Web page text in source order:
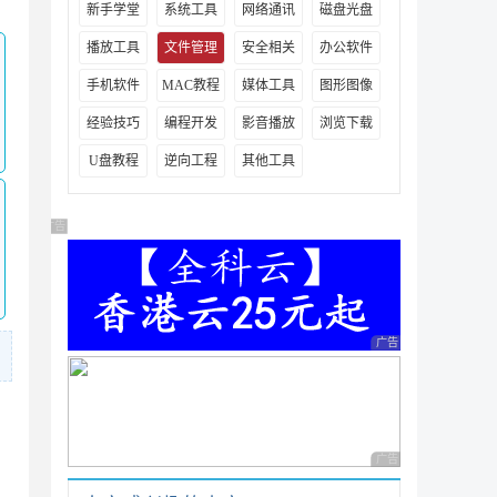
新手学堂 系统工具 网络通讯 磁盘光盘
播放工具 文件管理 安全相关 办公软件
手机软件 MAC教程 媒体工具 图形图像
经验技巧 编程开发 影音播放 浏览下载
U盘教程 逆向工程 其他工具
广告 商业广告，理性选择
广告 商业广告，理性
广告 商业广告，理性